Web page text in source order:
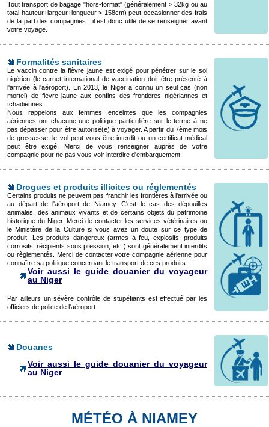
Tout transport de bagage "hors-format" (généralement > 32kg ou au
total hauteur+largeur+longueur > 158cm) peut occasionner des frais
de la part des compagnies : il est donc utile de se renseigner avant
votre voyage.
Formalités sanitaires
Le vaccin contre la fièvre jaune est exigé pour pénétrer sur le sol
nigérien (le carnet international de vaccination doit être présenté à
l'arrivée à l'aéroport). En 2013, le Niger a connu un seul cas (non
mortel) de fièvre jaune aux confins des frontières nigériannes et
tchadiennes.
Nous rappelons aux femmes enceintes que les compagnies
aériennes ont chacune une politique particulière sur le terme à ne
pas dépasser pour être autorisé(e) à voyager. A partir du 7ème mois
de grossesse, le vol peut vous être interdit ou un certificat médical
peut être exigé. Merci de vous renseigner auprès de votre
compagnie pour ne pas vous voir interdire d'embarquement.
Drogues et produits illicites ou réglementés
Certains produits ne peuvent pas franchir les frontières à l'arrivée ou
au départ de l'aéroport de Niamey. C'est le cas des dépouilles
animales, des animaux vivants et de certains objets du patrimoine
historique du Niger. Merci de contacter les services vétérinaires ou
le Ministère de la Culture si vous avez un doute sur ce type de
produit. Les produits dangereux (armes à feu, explosifs, produits
corrosifs, récipients sous pression, etc.) sont généralement interdits
ou règlementés. Merci de contacter votre compagnie aérienne pour
connaître sa politique concernant le transport de ces produits.
Voir aussi le guide douanier du voyageur
au Niger
Par ailleurs un sévère contrôle de stupéfiants est effectué par les
officiers de police de l'aéroport.
Douanes
Voir aussi le guide douanier du voyageur
au Niger
MÉTÉO À NIAMEY